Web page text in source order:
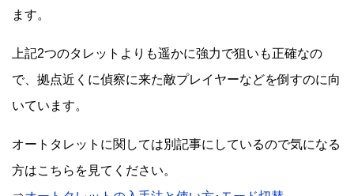
ます。
上記2つのタレットよりも遥かに強力で狙いも正確なの
で、拠点近くに偵察に来た敵プレイヤーなどを倒すのに向
いています。
オートタレットに関しては別記事にしているので気になる
方はこちらを見てください。